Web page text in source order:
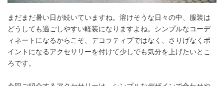
まだまだ暑い日が続いていますね。溶けそうな日々の中、服装は
どうしても過ごしやすい軽装になりますよね。シンプルなコーデ
ィネートになるからこそ、デコラティブではなく、さりげなくポ
イントになるアクセサリーを付けて少しでも気分を上げたいとこ
ろです。